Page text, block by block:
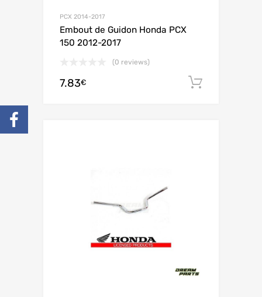
PCX 2014-2017
Embout de Guidon Honda PCX
150 2012-2017
(0 reviews)
7.83€